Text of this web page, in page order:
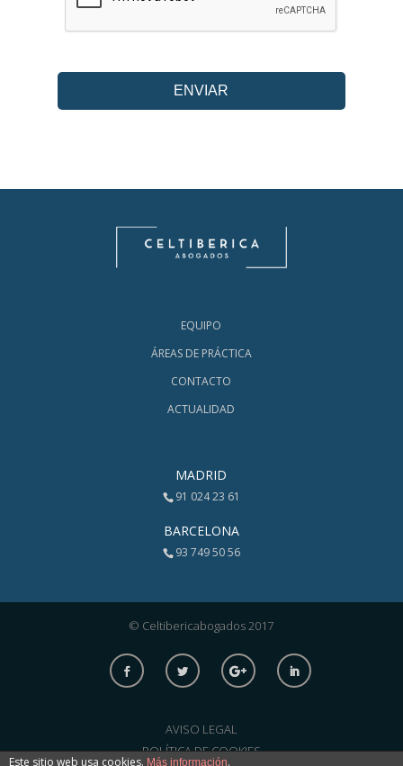
EQUIPO
ÁREAS DE PRÁCTICA
CONTACTO
ACTUALIDAD
MADRID
91 024 23 61
BARCELONA
93 749 50 56
© Celtibericabogados 2017
AVISO LEGAL
POLÍTICA DE COOKIES
Este sitio web usa cookies. Más información.